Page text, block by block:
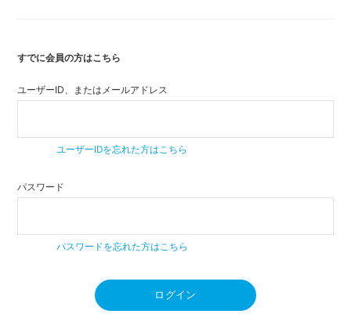
すでに会員の方はこちら
ユーザーID、またはメールアドレス
ユーザーIDを忘れた方はこちら
パスワード
パスワードを忘れた方はこちら
ログイン